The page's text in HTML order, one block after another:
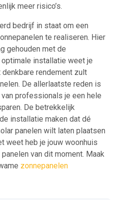
meer risico’s.
bedrijf in staat om een
te realiseren. Hier
gehouden met de
installatie weet je
rendement zult
De allerlaatste reden is
professionals je een hele
De betrekkelijk
installatie maken dat dé
panelen wilt laten plaatsen
weet heb je jouw woonhuis
van dit moment. Maak
zonnepanelen